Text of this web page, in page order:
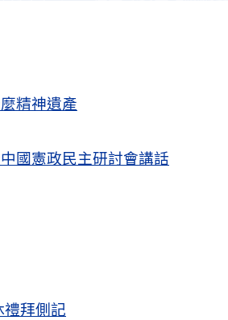
精神遺產
國憲政民主研討會講話
拜側記